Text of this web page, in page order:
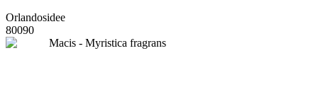
Orlandosidee
80090